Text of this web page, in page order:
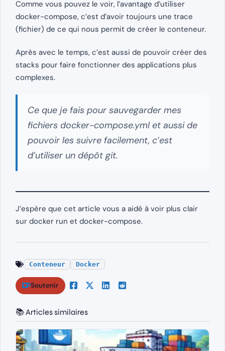
Comme vous pouvez le voir, l’avantage d’utiliser
docker-compose, c’est d’avoir toujours une trace
(fichier) de ce qui nous permit de créer le conteneur.
Après avec le temps, c’est aussi de pouvoir créer des
stacks pour faire fonctionner des applications plus
complexes.
Ce que je fais pour sauvegarder mes
fichiers docker-compose.yml et aussi de
pouvoir les suivre facilement, c’est
d’utiliser un dépôt git.
J’espère que cet article vous a aidé à voir plus clair
sur docker run et docker-compose.
Conteneur Docker
Soutenir
📚 Articles similaires